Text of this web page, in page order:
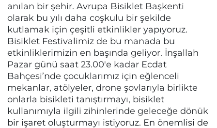
anılan bir şehir. Avrupa Bisiklet Başkenti
olarak bu yılı daha coşkulu bir şekilde
kutlamak için çeşitli etkinlikler yapıyoruz.
Bisiklet Festivalimiz de bu manada bu
etkinliklerimizin en başında geliyor. İnşallah
Pazar günü saat 23.00'e kadar Ecdat
Bahçesi’nde çocuklarımız için eğlenceli
mekanlar, atölyeler, drone şovlarıyla birlikte
onlarla bisikleti tanıştırmayı, bisiklet
kullanımıyla ilgili zihinlerinde geleceğe dönük
bir işaret oluşturmayı istiyoruz. En önemlisi de